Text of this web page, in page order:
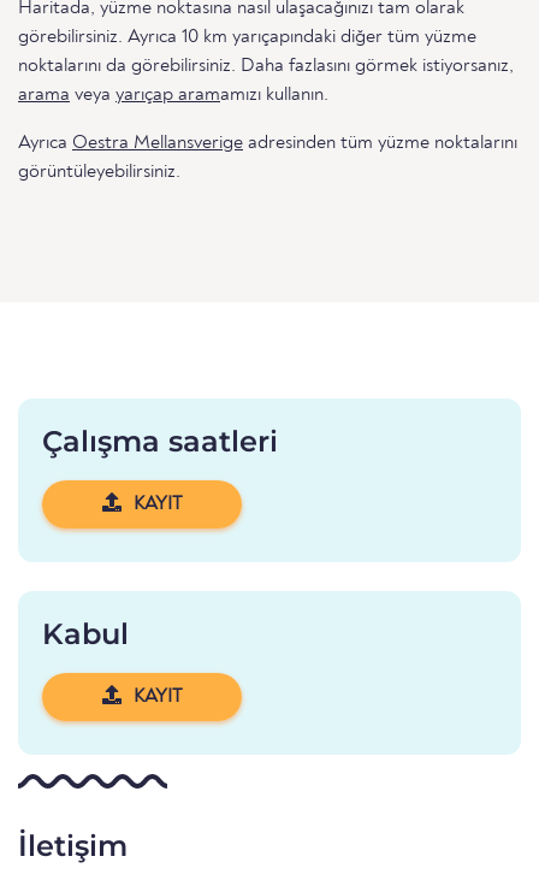
Haritada, yüzme noktasına nasıl ulaşacağınızı tam olarak
görebilirsiniz. Ayrıca 10 km yarıçapındaki diğer tüm yüzme
noktalarını da görebilirsiniz. Daha fazlasını görmek istiyorsanız,
arama veya yarıçap aramamızı kullanın.
Ayrıca Oestra Mellansverige adresinden tüm yüzme noktalarını
görüntüleyebilirsiniz.
Çalışma saatleri
KAYIT
Kabul
KAYIT
İletişim